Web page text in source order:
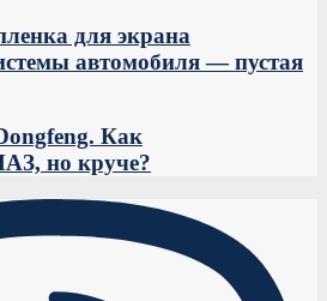
для экрана
автомобиля — пустая
Как
но круче?